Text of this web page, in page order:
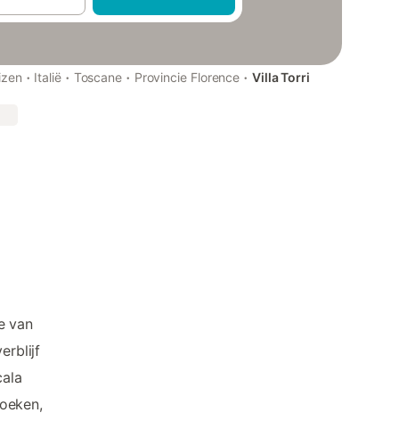
· Italië · Toscane · Provincie Florence · Villa Torri
van